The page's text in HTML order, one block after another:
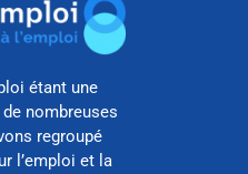
étant une
nombreuses
regroupé
l’emploi et la